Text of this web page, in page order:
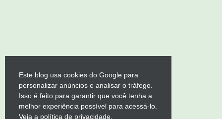
Este blog usa cookies do Google para
personalizar anúncios e analisar o tráfego.
Isso é feito para garantir que você tenha a
melhor experiência possível para acessá-lo.
Veja a política de privacidade.